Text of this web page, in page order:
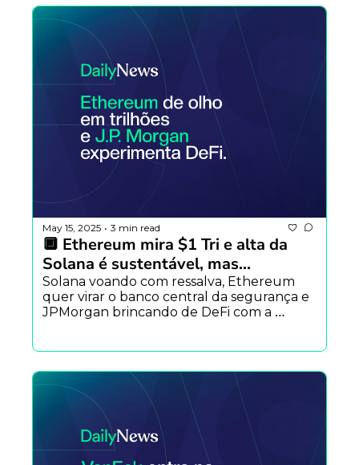
May 15, 2025 • 3 min read
🔲 Ethereum mira $1 Tri e alta da
Solana é sustentável, mas...
Solana voando com ressalva, Ethereum
quer virar o banco central da segurança e
JPMorgan brincando de DeFi com a